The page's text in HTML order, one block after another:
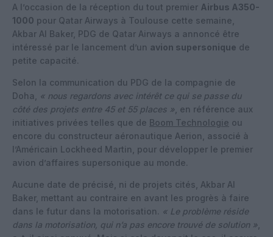
A l’occasion de la réception du tout premier Airbus A350-
1000 pour Qatar Airways à Toulouse cette semaine,
Akbar Al Baker, PDG de Qatar Airways a annoncé être
intéressé par le lancement d’un avion supersonique de
petite capacité.
Selon la communication du PDG de la compagnie de
Doha,
« nous regardons avec intérêt ce qui se passe du
côté des projets entre 45 et 55 places » , en référence aux
initiatives privées telles que de Boom Technologie ou
encore du constructeur aéronautique Aerion, associé à
l’Américain Lockheed Martin, pour développer le premier
avion d’affaires supersonique au monde.
Aucune date de précisé, ni de projets cités, Akbar Al
Baker, mettant au contraire en avant les progrès à faire
dans le futur dans la motorisation. « Le problème réside
dans la motorisation, qui n’a pas encore trouvé de solution »